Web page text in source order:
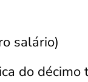
salário)
do décimo